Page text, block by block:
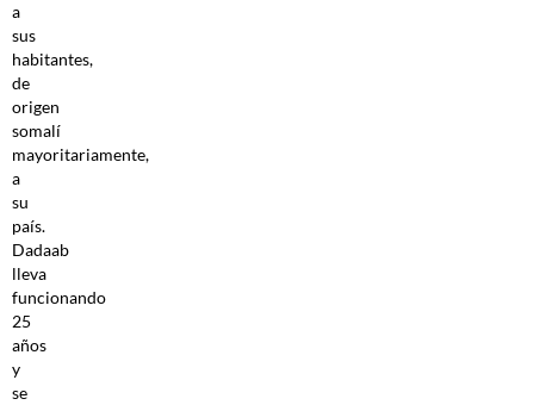
a
sus
habitantes,
de
origen
somalí
mayoritariamente,
a
su
país.
Dadaab
lleva
funcionando
25
años
y
se